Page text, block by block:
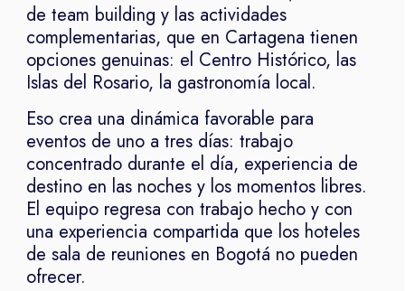
de team building y las actividades
complementarias, que en Cartagena tienen
opciones genuinas: el Centro Histórico, las
Islas del Rosario, la gastronomía local.
Eso crea una dinámica favorable para
eventos de uno a tres días: trabajo
concentrado durante el día, experiencia de
destino en las noches y los momentos libres.
El equipo regresa con trabajo hecho y con
una experiencia compartida que los hoteles
de sala de reuniones en Bogotá no pueden
ofrecer.